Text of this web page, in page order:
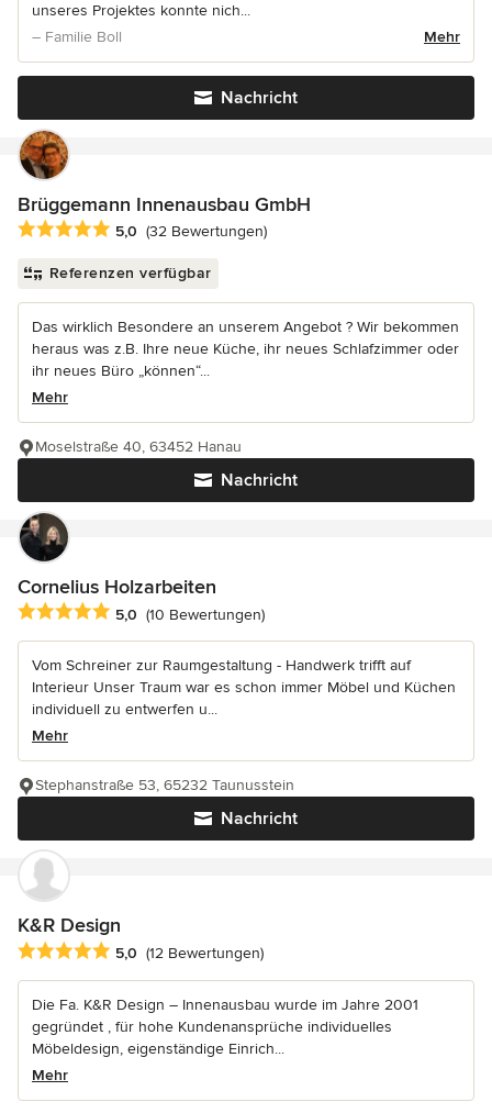
unseres Projektes konnte nich...
– Familie Boll
Mehr
Nachricht
Brüggemann Innenausbau GmbH
Durchschnittliche Bewertung: 5 von 5 Sternen
5,0 (32 Bewertungen)
Referenzen verfügbar
Das wirklich Besondere an unserem Angebot ? Wir bekommen
heraus was z.B. Ihre neue Küche, ihr neues Schlafzimmer oder
ihr neues Büro „können“...
Mehr
Nachricht
Moselstraße 40, 63452 Hanau
Cornelius Holzarbeiten
Durchschnittliche Bewertung: 5 von 5 Sternen
5,0 (10 Bewertungen)
Vom Schreiner zur Raumgestaltung - Handwerk trifft auf
Interieur Unser Traum war es schon immer Möbel und Küchen
individuell zu entwerfen u...
Mehr
Nachricht
Stephanstraße 53, 65232 Taunusstein
K&R Design
Durchschnittliche Bewertung: 5 von 5 Sternen
5,0 (12 Bewertungen)
Die Fa. K&R Design – Innenausbau wurde im Jahre 2001
gegründet , für hohe Kundenansprüche individuelles
Möbeldesign, eigenständige Einrich...
Mehr